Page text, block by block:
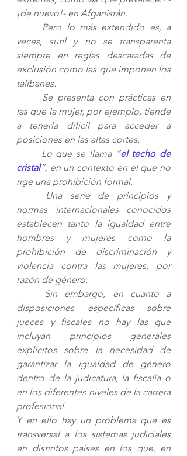
¡de nuevo!- en Afganistán.
Pero lo más extendido es, a
veces, sutil y no se transparenta
siempre en reglas descaradas de
exclusión como las que imponen los
talibanes.
Se presenta con prácticas en
las que la mujer, por ejemplo, tiende
a tenerla difícil para acceder a
posiciones en las altas cortes.
Lo que se llama “el techo de
cristal”, en un contexto en el que no
rige una prohibición formal.
Una serie de principios y
normas internacionales conocidos
establecen tanto la igualdad entre
hombres y mujeres como la
prohibición de discriminación y
violencia contra las mujeres, por
razón de género.
Sin embargo, en cuanto a
disposiciones específicas sobre
jueces y fiscales no hay las que
incluyan principios generales
explícitos sobre la necesidad de
garantizar la igualdad de género
dentro de la judicatura, la fiscalía o
en los diferentes niveles de la carrera
profesional.
Y en ello hay un problema que es
transversal a los sistemas judiciales
en distintos países en los que, en